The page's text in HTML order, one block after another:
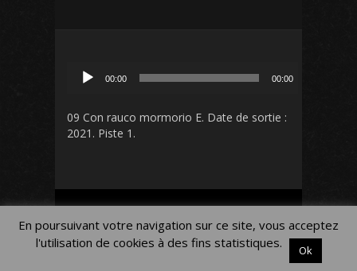
00:00 00:00
09 Con rauco mormorio E. Date de sortie :
2021. Piste 1.
Mentions légales
En poursuivant votre navigation sur ce site, vous acceptez
l'utilisation de cookies à des fins statistiques.
Ok